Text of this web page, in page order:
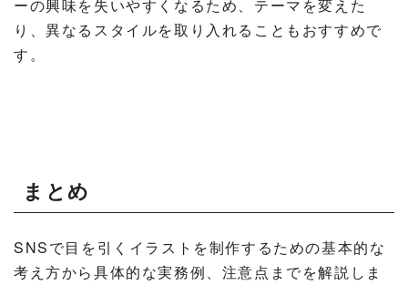
ーの興味を失いやすくなるため、テーマを変えた
り、異なるスタイルを取り入れることもおすすめで
す。
まとめ
SNSで目を引くイラストを制作するための基本的な
考え方から具体的な実務例、注意点までを解説しま